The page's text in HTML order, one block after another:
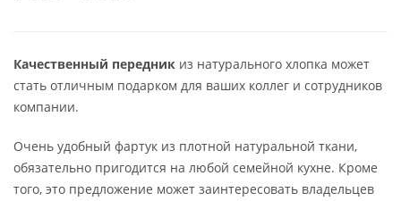
Качественный передник из натурального хлопка может
стать отличным подарком для ваших коллег и сотрудников
компании.
Очень удобный фартук из плотной натуральной ткани,
обязательно пригодится на любой семейной кухне. Кроме
того, это предложение может заинтересовать владельцев